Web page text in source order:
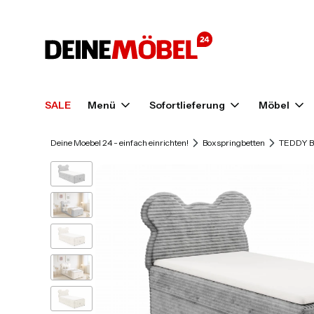
SALE Menü Sofortlieferung Möbel
Deine Moebel 24 - einfach einrichten! Boxspringbetten TEDDY